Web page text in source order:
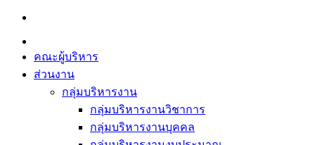
Skip
content
คณะผู้บริหาร
ส่วนงาน
กลุ่มบริหารงาน
กลุ่มบริหารงานวิชาการ
กลุ่มบริหารงานบุคคล